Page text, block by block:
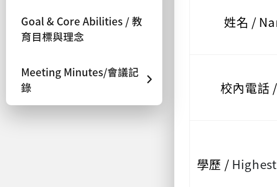
Goal & Core Abilities / 教
育目標與理念
Meeting Minutes/會議記
錄
姓名 /
校內電話
學歷 /